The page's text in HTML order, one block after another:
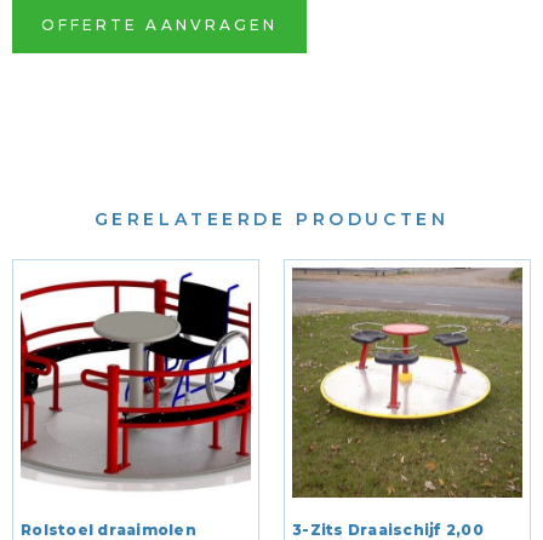
OFFERTE AANVRAGEN
GERELATEERDE PRODUCTEN
Rolstoel draaimolen
3-Zits Draaischijf 2,00